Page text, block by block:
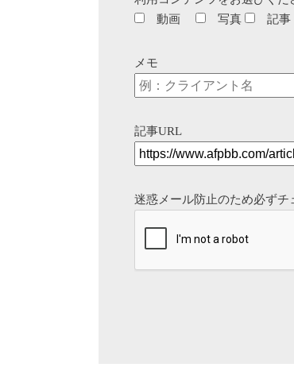
動画
写真 記事
メモ
記事URL
迷惑メール防止のため必ずチ